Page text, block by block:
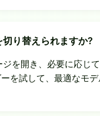
り替えられますか?
を開き、必要に応じ
を試して、最適なモ